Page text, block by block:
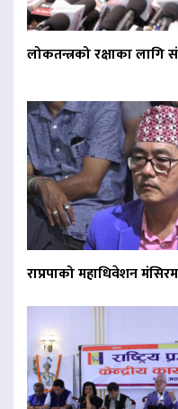
लोकतन्त्रको रक्षाका
राप्रपाको महाधिवेशन